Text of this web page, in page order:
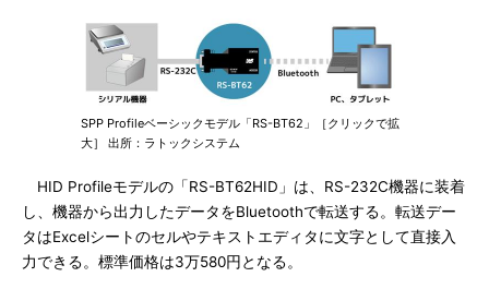
SPP Profileベーシックモデル「RS-BT62」［クリックで拡
大］ 出所：ラトックシステム
HID Profileモデルの「RS-BT62HID」は、RS-232C機器に装着
し、機器から出力したデータをBluetoothで転送する。転送デー
タはExcelシートのセルやテキストエディタに文字として直接入
力できる。標準価格は3万580円となる。